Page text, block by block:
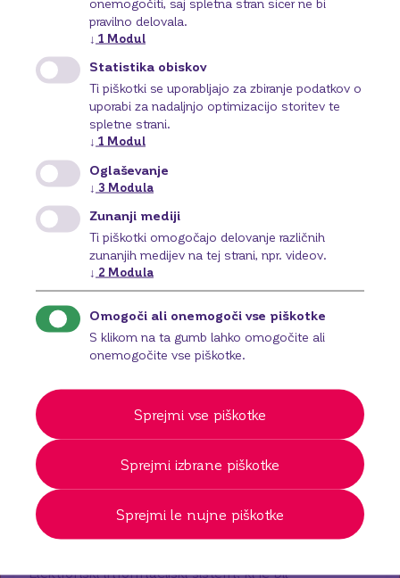
Stopite v stik z nami
Varnostni SMS
Imejte nadzor nad vsako svojo transakcijo in vklopite
storitev Varnostni SMS.
Več o tem
Elektronski informacijski sistem, ki je bil
pravilno delovala.
↓ 1 Modul
Statistika obiskov
Ti piškotki se uporabljajo za zbiranje podatkov o
uporabi za nadaljnjo optimizacijo storitev te
spletne strani.
↓ 1 Modul
Oglaševanje
↓ 3 Modula
Zunanji mediji
Ti piškotki omogočajo delovanje različnih
zunanjih medijev na tej strani, npr. videov.
↓ 2 Modula
Omogoči ali onemogoči vse piškotke
S klikom na ta gumb lahko omogočite ali
onemogočite vse piškotke.
Sprejmi le nujne piškotke
Sprejmi izbrane piškotke
Sprejmi vse piškotke